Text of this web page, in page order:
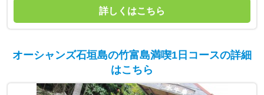
詳しくはこちら
オーシャンズ石垣島の竹富島満喫1日コースの詳細
はこちら